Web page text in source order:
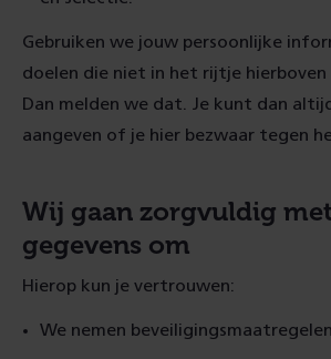
Gebruiken we jouw persoonlijke
doelen die niet in het rijtje hierboven
Dan melden we dat. Je kunt dan
aangeven of je hier bezwaar tegen
Wij gaan zorgvuldig
gegevens om
Hierop kun je vertrouwen:
We nemen